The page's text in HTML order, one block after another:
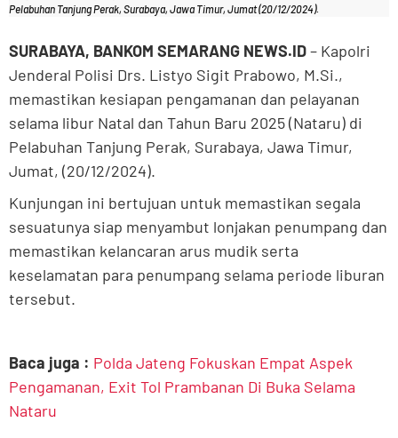
Pelabuhan Tanjung Perak, Surabaya, Jawa Timur, Jumat (20/12/2024).
SURABAYA, BANKOM SEMARANG NEWS.ID– Kapolri
Jenderal Polisi Drs. Listyo Sigit Prabowo, M.Si.,
memastikan kesiapan pengamanan dan pelayanan
selama libur Natal dan Tahun Baru 2025 (Nataru) di
Pelabuhan Tanjung Perak, Surabaya, Jawa Timur,
Jumat, (20/12/2024).
Kunjungan ini bertujuan untuk memastikan segala
sesuatunya siap menyambut lonjakan penumpang dan
memastikan kelancaran arus mudik serta
keselamatan para penumpang selama periode liburan
tersebut.
Baca juga : Polda Jateng Fokuskan Empat Aspek
Pengamanan, Exit Tol Prambanan Di Buka Selama
Nataru